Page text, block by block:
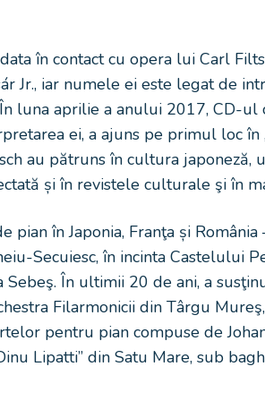
în contact cu opera lui Carl
Jr., iar numele ei este legat de
luna aprilie a anului 2017, CD-ul
ei, a ajuns pe primul loc în
au pătruns în cultura japoneză,
și în revistele culturale şi în
pian în Japonia, Franţa și
Secuiesc, în incinta Castelului
În ultimii 20 de ani, a
Filarmonicii din Târgu
pentru pian compuse de
Lipatti” din Satu Mare, sub